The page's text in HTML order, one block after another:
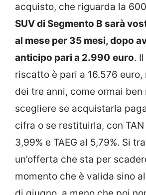
acquisto, che riguarda la
SUV di Segmento B sarà
al mese per 35 mesi, dopo
anticipo pari a 2.990 euro.
riscatto è pari a 16.576 euro,
dei tre anni, come ormai ben
scegliere se acquistarla
cifra o se restituirla, con
3,99% e TAEG al 5,79%. Si
un’offerta che sta per
momento che è valida sino